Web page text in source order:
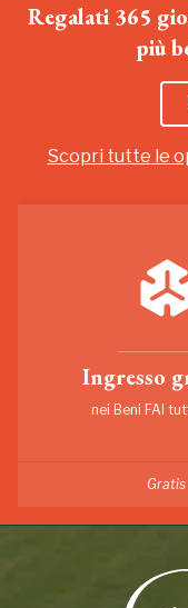
Regalati 365
più
Scopri tutte le
Ingresso
nei Beni FAI
Gratis